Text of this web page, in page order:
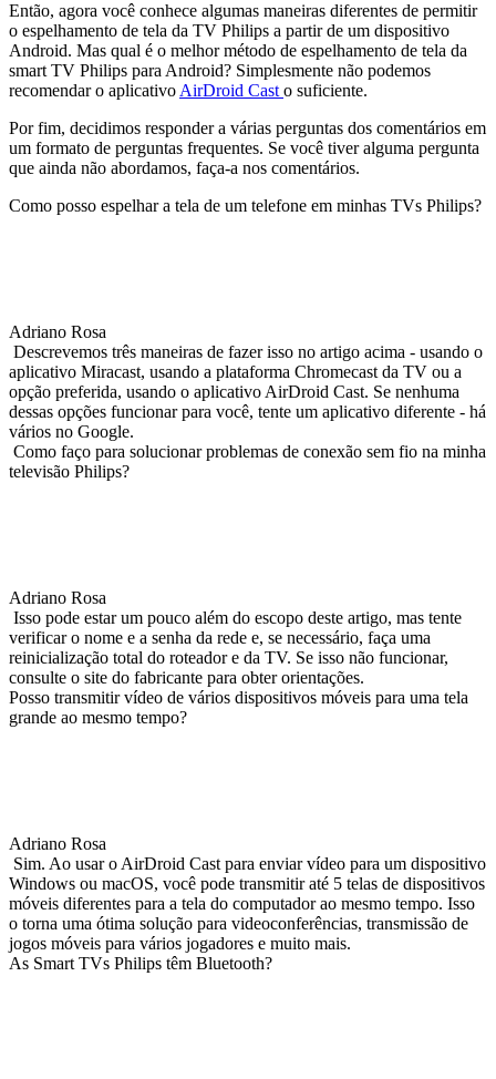
Então, agora você conhece algumas maneiras diferentes de permitir
o espelhamento de tela da TV Philips a partir de um dispositivo
Android. Mas qual é o melhor método de espelhamento de tela da
smart TV Philips para Android? Simplesmente não podemos
recomendar o aplicativoAirDroid Casto suficiente.
Por fim, decidimos responder a várias perguntas dos comentários em
um formato de perguntas frequentes. Se você tiver alguma pergunta
que ainda não abordamos, faça-a nos comentários.
Como posso espelhar a tela de um telefone em minhas TVs Philips?
Adriano Rosa
Descrevemos três maneiras de fazer isso no artigo acima - usando o
aplicativo Miracast, usando a plataforma Chromecast da TV ou a
opção preferida, usando o aplicativo AirDroid Cast. Se nenhuma
dessas opções funcionar para você, tente um aplicativo diferente - há
vários no Google.
Como faço para solucionar problemas de conexão sem fio na minha
televisão Philips?
Adriano Rosa
Isso pode estar um pouco além do escopo deste artigo, mas tente
verificar o nome e a senha da rede e, se necessário, faça uma
reinicialização total do roteador e da TV. Se isso não funcionar,
consulte o site do fabricante para obter orientações.
Posso transmitir vídeo de vários dispositivos móveis para uma tela
grande ao mesmo tempo?
Adriano Rosa
Sim. Ao usar o AirDroid Cast para enviar vídeo para um dispositivo
Windows ou macOS, você pode transmitir até 5 telas de dispositivos
móveis diferentes para a tela do computador ao mesmo tempo. Isso
o torna uma ótima solução para videoconferências, transmissão de
jogos móveis para vários jogadores e muito mais.
As Smart TVs Philips têm Bluetooth?